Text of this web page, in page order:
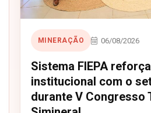
MINERAÇÃO 06/08/2026
Sistema FIEPA
institucional com o
durante V Congresso